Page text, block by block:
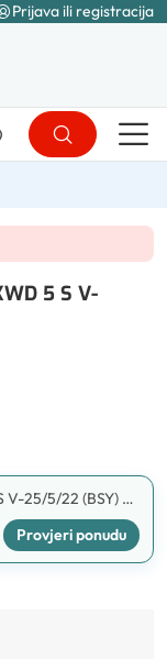
Prijava ili registracija
5 S V-
25/5/22 (BSY) na
Provjeri ponudu